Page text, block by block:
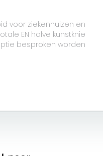
voor ziekenhuizen en
EN halve kunstknie
besproken worden